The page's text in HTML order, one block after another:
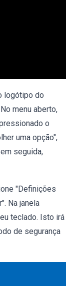
logótipo do
menu aberto,
o
uma opção",
seguida,
"Definições
Na janela
teclado. Isto irá
de segurança